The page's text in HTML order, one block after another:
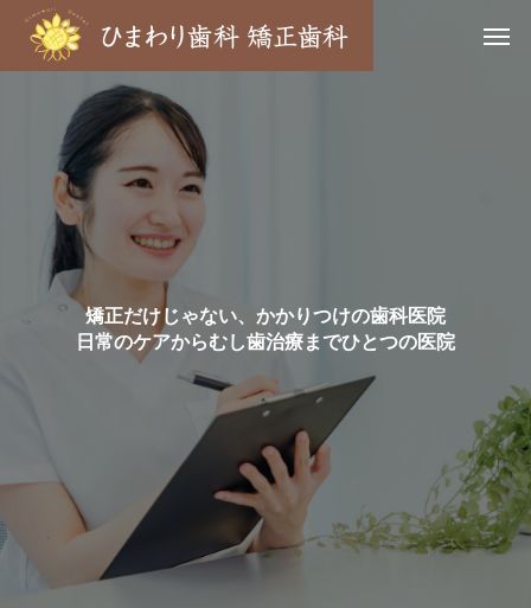
一般歯科から矯正まで、妥協しない治療を。
矯正だけじゃない、かかりつけの歯科医院
日常のケアからむし歯治療までひとつの医院